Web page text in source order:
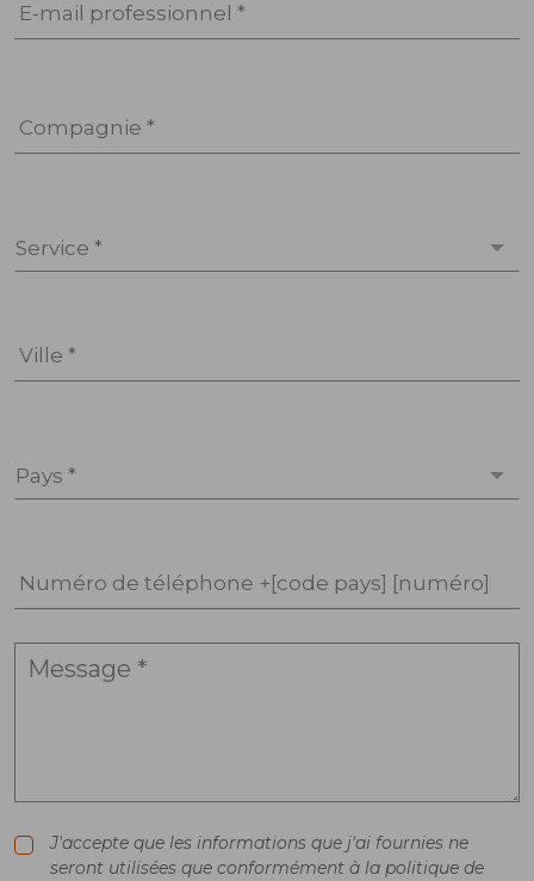
E-mail professionnel *
Compagnie *
Service *
Ville *
Pays *
Numéro de téléphone +[code pays] [numéro]
J'accepte que les informations que j'ai fournies ne
seront utilisées que conformément à la politique de